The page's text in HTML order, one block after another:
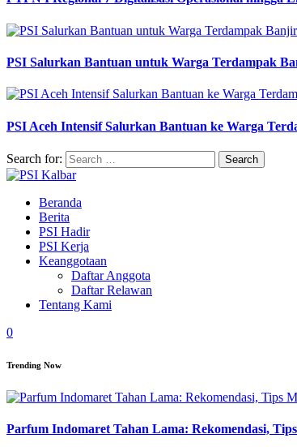
PSI Salurkan Bantuan untuk Warga Terdampak
PSI Aceh Intensif Salurkan Bantuan ke Warga
Search for:
Beranda
Berita
PSI Hadir
PSI Kerja
Keanggotaan
Daftar Anggota
Daftar Relawan
Tentang Kami
0
Trending Now
Parfum Indomaret Tahan Lama: Rekomendasi,